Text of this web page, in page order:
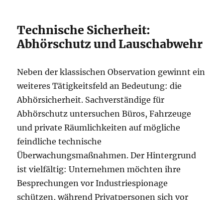
Technische Sicherheit:
Abhörschutz und Lauschabwehr
Neben der klassischen Observation gewinnt ein
weiteres Tätigkeitsfeld an Bedeutung: die
Abhörsicherheit. Sachverständige für
Abhörschutz untersuchen Büros, Fahrzeuge
und private Räumlichkeiten auf mögliche
feindliche technische
Überwachungsmaßnahmen. Der Hintergrund
ist vielfältig: Unternehmen möchten ihre
Besprechungen vor Industriespionage
schützen, während Privatpersonen sich vor